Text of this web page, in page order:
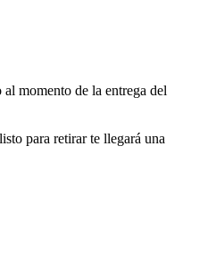
momento de la entrega del
para retirar te llegará una